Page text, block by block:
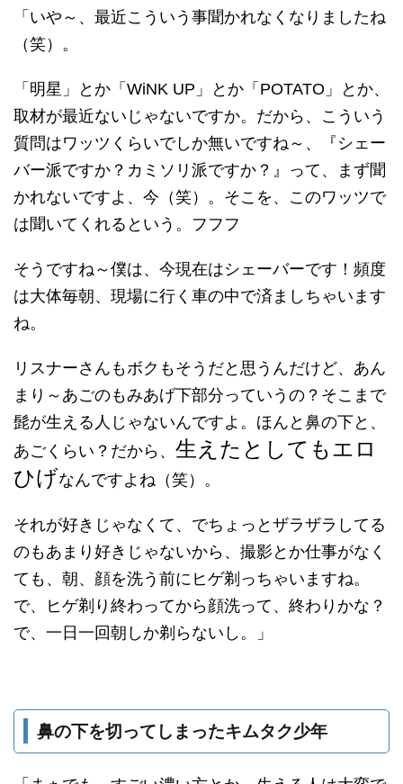
「いや～、最近こういう事聞かれなくなりましたね
（笑）。
「明星」とか「WiNK UP」とか「POTATO」とか、
取材が最近ないじゃないですか。だから、こういう
質問はワッツくらいでしか無いですね～、『シェー
バー派ですか？カミソリ派ですか？』って、まず聞
かれないですよ、今（笑）。そこを、このワッツで
は聞いてくれるという。フフフ
そうですね～僕は、今現在はシェーバーです！頻度
は大体毎朝、現場に行く車の中で済ましちゃいます
ね。
リスナーさんもボクもそうだと思うんだけど、あん
まり～あごのもみあげ下部分っていうの？そこまで
髭が生える人じゃないんですよ。ほんと鼻の下と、
あごくらい？だから、 生えたとしてもエロ
ひげなんですよね（笑）。
それが好きじゃなくて、でちょっとザラザラしてる
のもあまり好きじゃないから、撮影とか仕事がなく
ても、朝、顔を洗う前にヒゲ剃っちゃいますね。
で、ヒゲ剃り終わってから顔洗って、終わりかな？
で、一日一回朝しか剃らないし。」
鼻の下を切ってしまったキムタク少年